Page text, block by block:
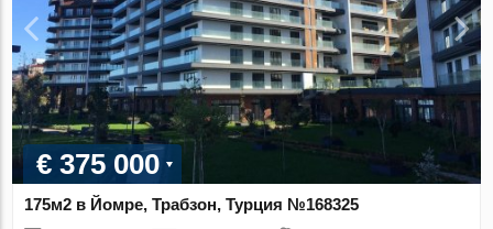
€ 375 000
175м2 в Йомре, Трабзон, Турция №168325